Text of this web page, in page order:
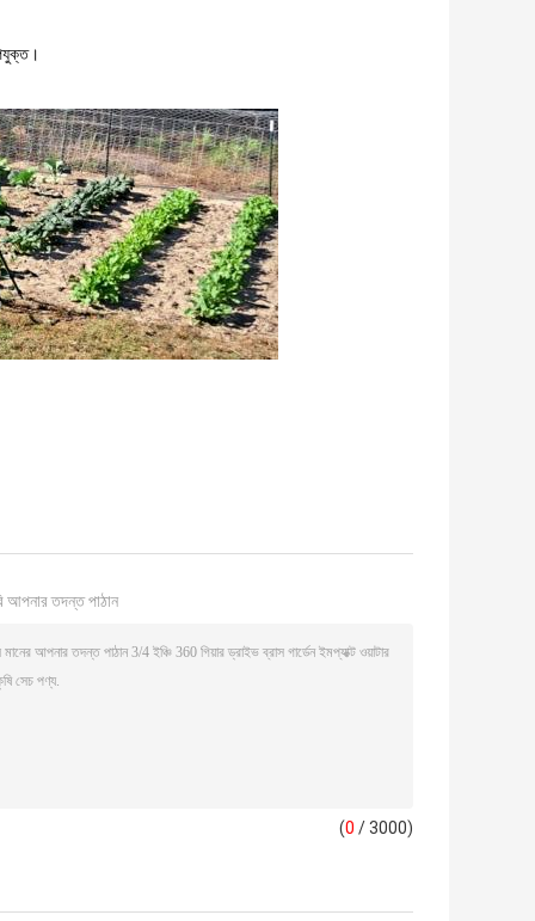
আপনার তদন্ত পাঠান
(0 / 3000)